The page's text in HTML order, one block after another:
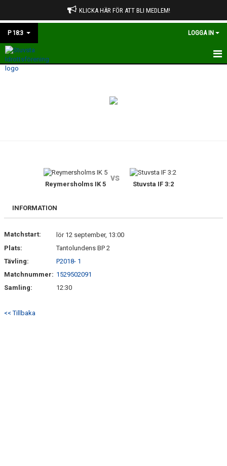
KLICKA HÄR FÖR ATT BLI MEDLEM!
P 18:3 LOGGA IN
HEM
DOKUMENT
Reymersholms IK 5
vs
Stuvsta IF 3:2
INFORMATION
Matchstart:
lör 12 september, 13:00
Plats:
Tantolundens BP 2
Tävling:
P2018- 1
Matchnummer: 1529502091
Samling:
12:30
<< Tillbaka